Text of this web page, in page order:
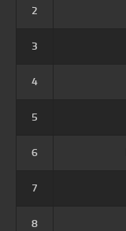
2
3
4
5
6
7
8